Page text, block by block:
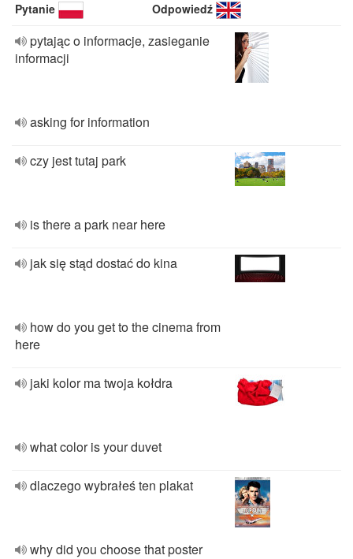
Pytanie Odpowiedź
pytając o informacje, zasieganie
informacji
asking for information
czy jest tutaj park
is there a park near here
jak się stąd dostać do kina
how do you get to the cinema from
here
jaki kolor ma twoja kołdra
what color is your duvet
dlaczego wybrałeś ten plakat
why did you choose that poster